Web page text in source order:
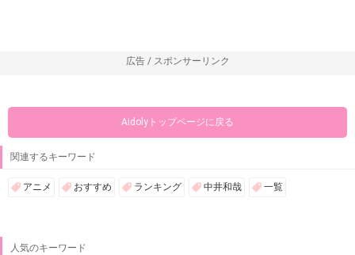
広告 / スポンサーリンク
Aidolyトップページに戻る
関連するキーワード
アニメ おすすめ ランキング 中井和哉 一覧
人気のキーワード